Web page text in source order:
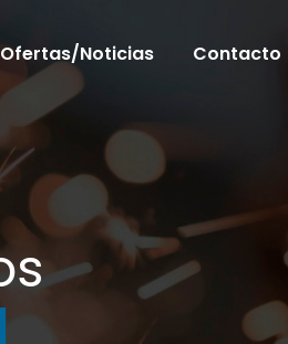
Ofertas/Noticias Contacto